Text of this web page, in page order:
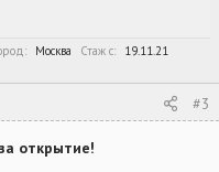
Москва Стаж c
19.11.21
#3
открытие!